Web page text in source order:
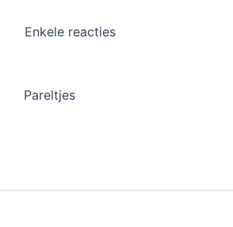
Enkele reacties
Pareltjes